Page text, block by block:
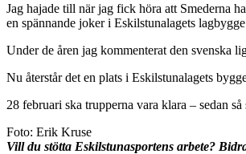
Jag hajade till när jag fick höra att Smederna
en spännande joker i Eskilstunalagets
Under de åren jag kommenterat den svenska
Nu återstår det en plats i Eskilstunalagets
28 februari ska trupperna vara klara – sedan
Foto: Erik Kruse
Vill du stötta Eskilstunasportens arbete?